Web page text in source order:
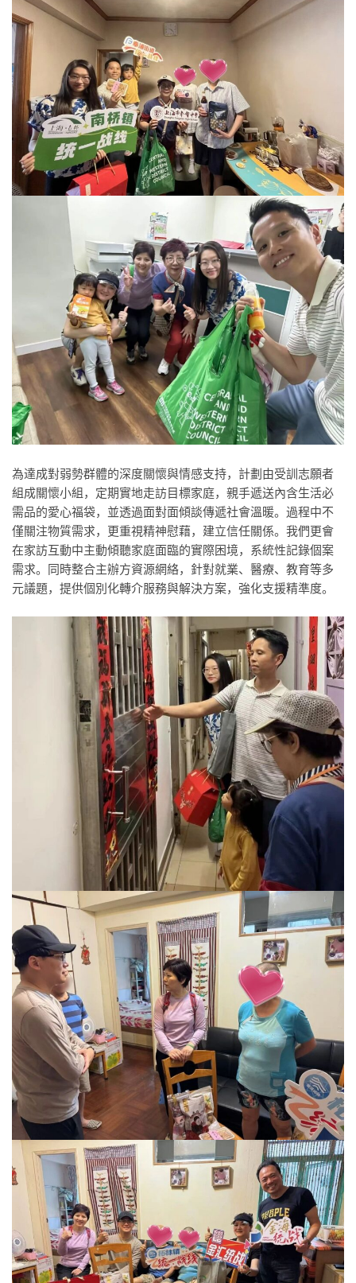
為達成對弱勢群體的深度關懷與情感支持，計劃由受訓志願者
組成關懷小組，定期實地走訪目標家庭，親手遞送內含生活必
需品的愛心福袋，並透過面對面傾談傳遞社會溫暖。過程中不
僅關注物質需求，更重視精神慰藉，建立信任關係。我們更會
在家訪互動中主動傾聽家庭面臨的實際困境，系統性記錄個案
需求。同時整合主辦方資源網絡，針對就業、醫療、教育等多
元議題，提供個別化轉介服務與解決方案，強化支援精準度。